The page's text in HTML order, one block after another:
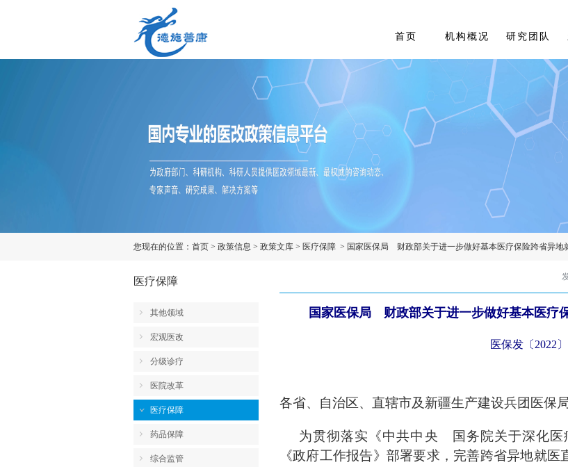
首页 机构概况 研究团队
您现在的位置： 首页 > 政策信息 > 政策文库 > 医疗保障 > 国家医保局 财政部关于进一步做好基本医疗保险跨省异地
医疗保障
其他领域
宏观医改
分级诊疗
医院改革
医疗保障
药品保障
综合监管
国家医保局 财政部关于进一步做好基本医疗
医保发〔 2022
各省、自治区、直辖市及新疆生产建设兵团医保
为贯彻落实《中共中央 国务院关于深化医
《政府工作报告》部署要求，完善跨省异地就